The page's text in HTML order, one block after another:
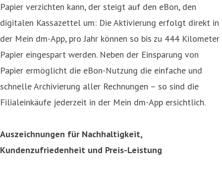
Papier verzichten kann, der steigt auf den eBon, den
digitalen Kassazettel um: Die Aktivierung erfolgt direkt in
der Mein dm-App, pro Jahr können so bis zu 444 Kilometer
Papier eingespart werden. Neben der Einsparung von
Papier ermöglicht die eBon-Nutzung die einfache und
schnelle Archivierung aller Rechnungen – so sind die
Filialeinkäufe jederzeit in der Mein dm-App ersichtlich.
Auszeichnungen für Nachhaltigkeit,
Kundenzufriedenheit und Preis-Leistung